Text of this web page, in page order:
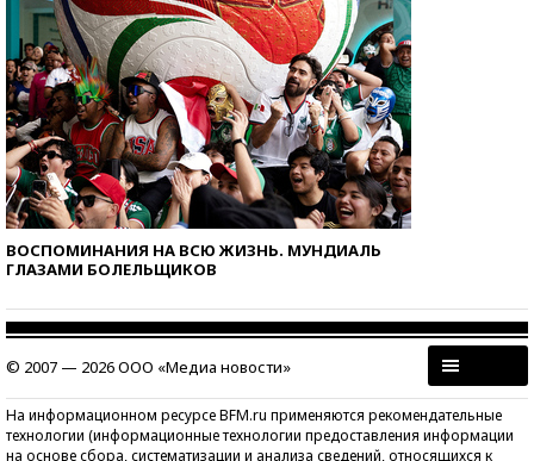
ВОСПОМИНАНИЯ НА ВСЮ ЖИЗНЬ. МУНДИАЛЬ
ГЛАЗАМИ БОЛЕЛЬЩИКОВ
© 2007 — 2026 ООО «Медиа новости»
На информационном ресурсе BFM.ru применяются рекомендательные
технологии (информационные технологии предоставления информации
на основе сбора, систематизации и анализа сведений, относящихся к